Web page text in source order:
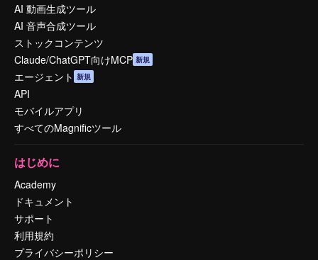
AI 動画生成ツール
AI 音声合成ツール
ストックコンテンツ
Claude/ChatGPT向けMCP 新規
エージェント 新規
API
モバイルアプリ
すべてのMagnificツール
はじめに
Academy
ドキュメント
サポート
利用規約
プライバシーポリシー